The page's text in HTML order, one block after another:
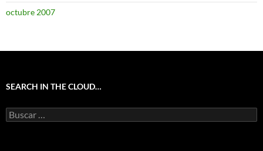
octubre 2007
SEARCH IN THE CLOUD…
Buscar: